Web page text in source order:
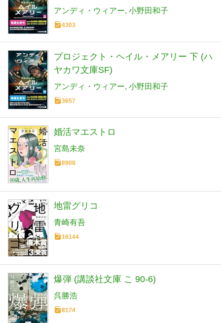
アンディ・ウィアー 小野田和子
4303
プロジェクト・ヘイル・メアリー 下 (ハ
ヤカワ文庫SF)
アンディ・ウィアー 小野田和子
3657
婚活マエストロ
宮島未奈
8908
地雷グリコ
青崎有吾
16144
爆弾 (講談社文庫 こ 90-6)
呉勝浩
8174